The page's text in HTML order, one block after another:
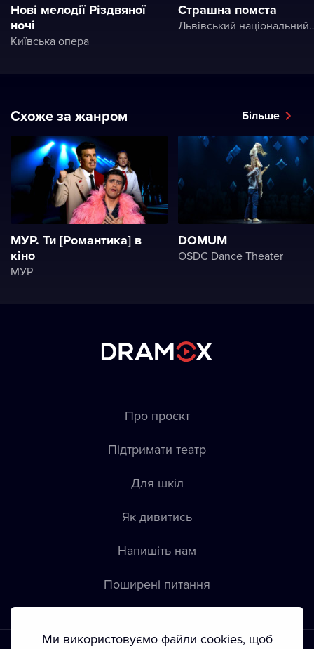
Нові мелодії Різдвяної
ночі
Київська опера
Страшна помста
Львівський національний академічний
Схоже за жанром Більше
МУР. Ти [Романтика] в
кіно
МУР
DOMUM
OSDC Dance Theater
Про проєкт
Підтримати театр
Для шкіл
Як дивитись
Напишіть нам
Пoширені питання
Ми використовуємо файли cookies, щоб